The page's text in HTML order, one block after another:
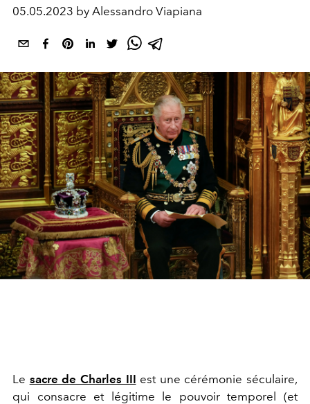
05.05.2023 by Alessandro Viapiana
Le sacre de Charles III est une cérémonie séculaire,
qui consacre et légitime le pouvoir temporel (et